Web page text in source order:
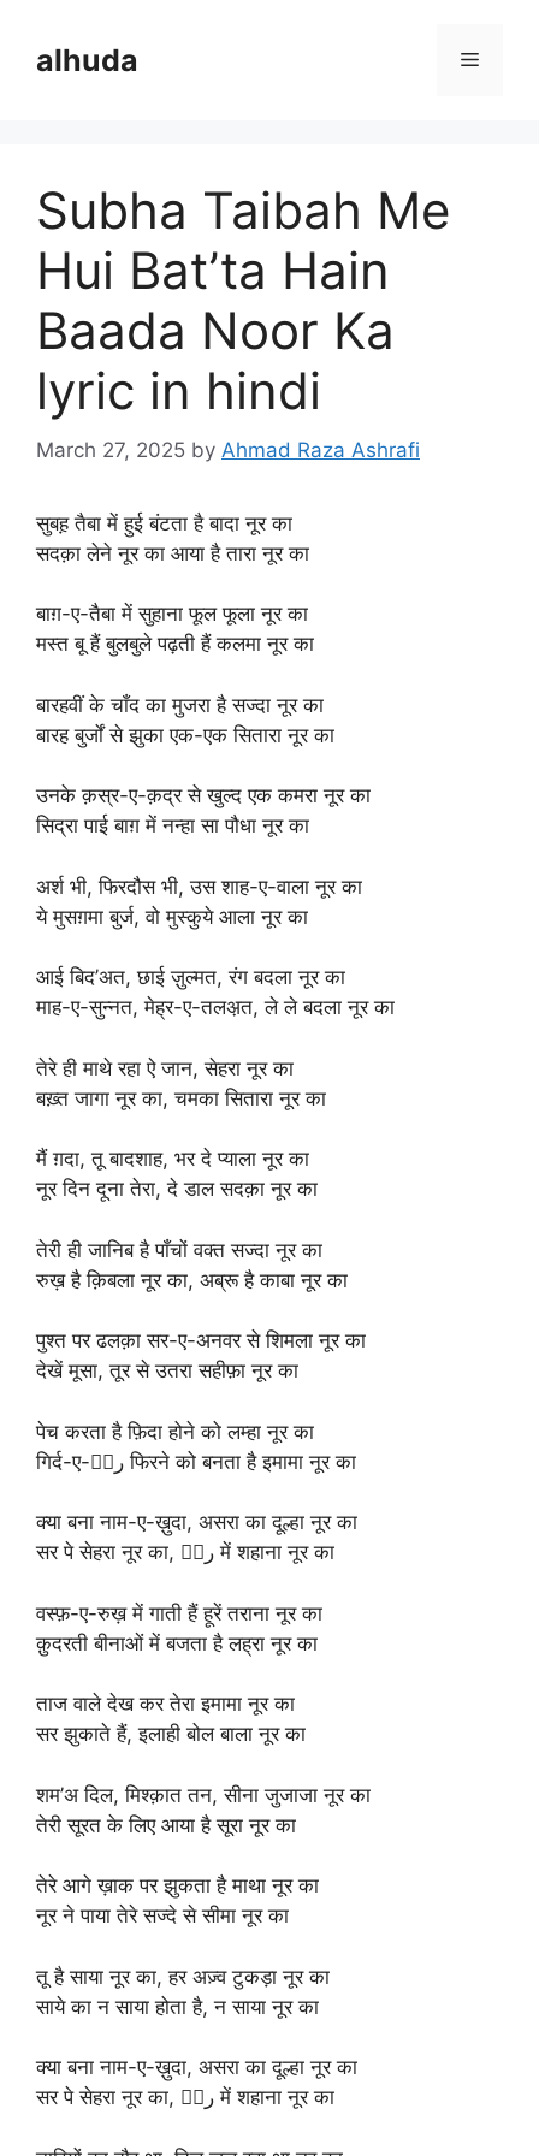
contentalhuda Menu
Subha Taibah Me
Hui Bat’ta Hain
Baada Noor Ka
lyric in hindi
March 27, 2025 by Ahmad Raza Ashrafi
सुबह़ तैबा में हुई बंटता है बादा नूर का
सदक़ा लेने नूर का आया है तारा नूर का
बाग़-ए-तैबा में सुहाना फूल फूला नूर का
मस्त बू हैं बुलबुले पढ़ती हैं कलमा नूर का
बारहवीं के चाँद का मुजरा है सज्दा नूर का
बारह बुर्जों से झुका एक-एक सितारा नूर का
उनके क़स्र-ए-क़द्र से खुल्द एक कमरा नूर का
सिद्रा पाई बाग़ में नन्हा सा पौधा नूर का
अर्श भी, फिरदौस भी, उस शाह-ए-वाला नूर का
ये मुसग़मा बुर्ज, वो मुस्कुये आला नूर का
आई बिद’अत, छाई ज़ुल्मत, रंग बदला नूर का
माह-ए-सुन्नत, मेह्र-ए-तलअ़त, ले ले बदला नूर का
तेरे ही माथे रहा ऐ जान, सेहरा नूर का
बख़्त जागा नूर का, चमका सितारा नूर का
मैं ग़दा, तू बादशाह, भर दे प्याला नूर का
नूर दिन दूना तेरा, दे डाल सदक़ा नूर का
तेरी ही जानिब है पाँचों वक्त सज्दा नूर का
रुख़ है क़िबला नूर का, अब्रू है काबा नूर का
पुश्त पर ढलक़ा सर-ए-अनवर से शिमला नूर का
देखें मूसा, तूर से उतरा सहीफ़ा नूर का
पेच करता है फ़िदा होने को लम्हा नूर का
गिर्द-ए-सَر फिरने को बनता है इमामा नूर का
क्या बना नाम-ए-ख़ुदा, असरा का दूल्हा नूर का
सर पे सेहरा नूर का, बَر में शहाना नूर का
वस्फ़-ए-रुख़ में गाती हैं हूरें तराना नूर का
क़ुदरती बीनाओं में बजता है लह्रा नूर का
ताज वाले देख कर तेरा इमामा नूर का
सर झुकाते हैं, इलाही बोल बाला नूर का
शम’अ दिल, मिश्क़ात तन, सीना जुजाजा नूर का
तेरी सूरत के लिए आया है सूरा नूर का
तेरे आगे ख़ाक पर झुकता है माथा नूर का
नूर ने पाया तेरे सज्दे से सीमा नूर का
तू है साया नूर का, हर अज़्व टुकड़ा नूर का
साये का न साया होता है, न साया नूर का
क्या बना नाम-ए-ख़ुदा, असरा का दूल्हा नूर का
सर पे सेहरा नूर का, बَر में शहाना नूर का